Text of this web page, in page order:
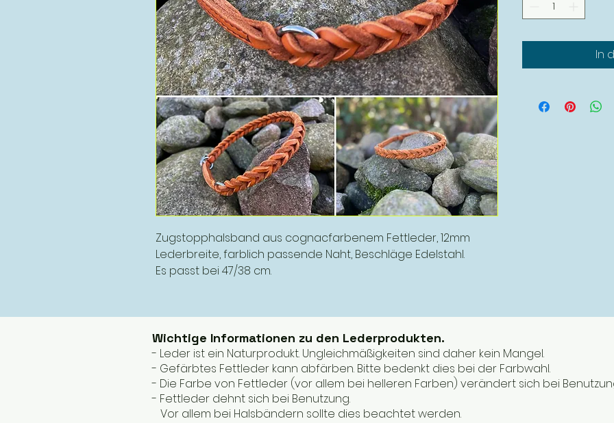
Zugstopphalsband aus cognacfarbenem Fettleder, 12mm
Lederbreite, farblich passende Naht, Beschläge Edelstahl.
Es passt bei 47/38 cm.
In
Wichtige Informationen zu den Lederprodukten.
- Leder ist ein Naturprodukt. Ungleichmäßigkeiten sind daher kein Mangel.
- Gefärbtes Fettleder kann abfärben. Bitte bedenkt dies bei der Farbwahl.
- Die Farbe von Fettleder (vor allem bei helleren Farben) verändert sich bei
- Fettleder dehnt sich bei Benutzung.
Vor allem bei Halsbändern sollte dies beachtet werden.